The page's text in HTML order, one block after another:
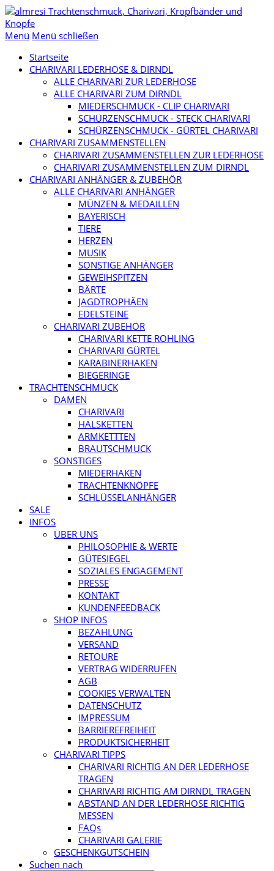
Menü Menü schließen
Startseite
CHARIVARI LEDERHOSE & DIRNDL
ALLE CHARIVARI ZUR LEDERHOSE
ALLE CHARIVARI ZUM DIRNDL
MIEDERSCHMUCK - CLIP CHARIVARI
SCHÜRZENSCHMUCK - STECK CHARIVARI
SCHÜRZENSCHMUCK - GÜRTEL CHARIVARI
CHARIVARI ZUSAMMENSTELLEN
CHARIVARI ZUSAMMENSTELLEN ZUR LEDERHOSE
CHARIVARI ZUSAMMENSTELLEN ZUM DIRNDL
CHARIVARI ANHÄNGER & ZUBEHÖR
ALLE CHARIVARI ANHÄNGER
MÜNZEN & MEDAILLEN
BAYERISCH
TIERE
HERZEN
MUSIK
SONSTIGE ANHÄNGER
GEWEIHSPITZEN
BÄRTE
JAGDTROPHÄEN
EDELSTEINE
CHARIVARI ZUBEHÖR
CHARIVARI KETTE ROHLING
CHARIVARI GÜRTEL
KARABINERHAKEN
BIEGERINGE
TRACHTENSCHMUCK
DAMEN
CHARIVARI
HALSKETTEN
ARMKETTTEN
BRAUTSCHMUCK
SONSTIGES
MIEDERHAKEN
TRACHTENKNÖPFE
SCHLÜSSELANHÄNGER
SALE
INFOS
ÜBER UNS
PHILOSOPHIE & WERTE
GÜTESIEGEL
SOZIALES ENGAGEMENT
PRESSE
KONTAKT
KUNDENFEEDBACK
SHOP INFOS
BEZAHLUNG
VERSAND
RETOURE
VERTRAG WIDERRUFEN
AGB
COOKIES VERWALTEN
DATENSCHUTZ
IMPRESSUM
BARRIEREFREIHEIT
PRODUKTSICHERHEIT
CHARIVARI TIPPS
CHARIVARI RICHTIG AN DER LEDERHOSE
TRAGEN
CHARIVARI RICHTIG AM DIRNDL TRAGEN
ABSTAND AN DER LEDERHOSE RICHTIG
MESSEN
FAQs
CHARIVARI GALERIE
GESCHENKGUTSCHEIN
Suchen nach